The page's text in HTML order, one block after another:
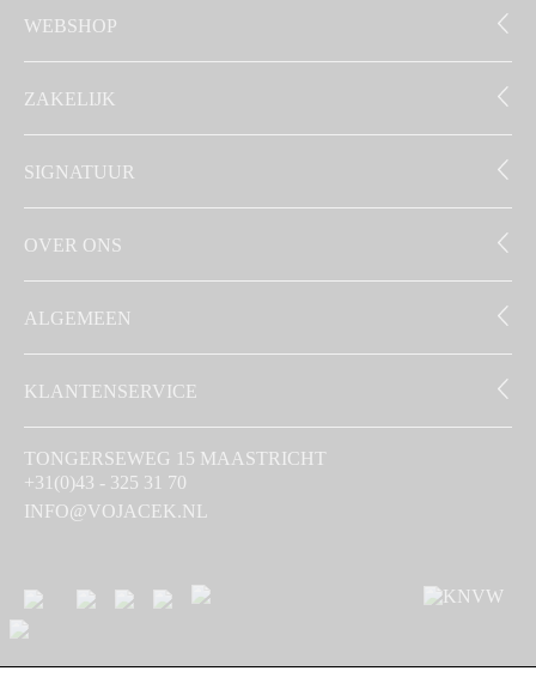
WEBSHOP
ZAKELIJK
SIGNATUUR
OVER ONS
ALGEMEEN
KLANTENSERVICE
TONGERSEWEG 15 MAASTRICHT
+31(0)43 - 325 31 70
INFO@VOJACEK.NL